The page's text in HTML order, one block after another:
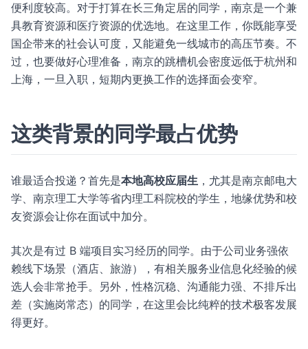
便利度较高。对于打算在长三角定居的同学，南京是一个兼
具教育资源和医疗资源的优选地。在这里工作，你既能享受
国企带来的社会认可度，又能避免一线城市的高压节奏。不
过，也要做好心理准备，南京的跳槽机会密度远低于杭州和
上海，一旦入职，短期内更换工作的选择面会变窄。
这类背景的同学最占优势
谁最适合投递？首先是本地高校应届生 ，尤其是南京邮电大
学、南京理工大学等省内理工科院校的学生，地缘优势和校
友资源会让你在面试中加分。
其次是有过 B 端项目实习经历的同学。由于公司业务强依
赖线下场景（酒店、旅游），有相关服务业信息化经验的候
选人会非常抢手。另外，性格沉稳、沟通能力强、不排斥出
差（实施岗常态）的同学，在这里会比纯粹的技术极客发展
得更好。